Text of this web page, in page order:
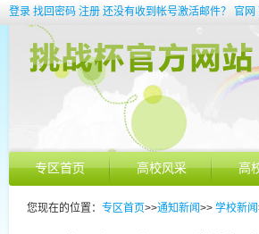
登录 找回密码 注册 还没有收到帐号激活邮件？ 官网
专区首页 高校风采 高
您现在的位置： 专区首页>>通知新闻>> 学校新闻